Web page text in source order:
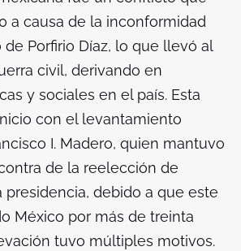
a causa de la inconformidad
Porfirio Díaz, lo que llevó al
civil, derivando en
y sociales en el país. Esta
con el levantamiento
I. Madero, quien mantuvo
de la reelección de
presidencia, debido a que este
México por más de treinta
tuvo múltiples motivos.